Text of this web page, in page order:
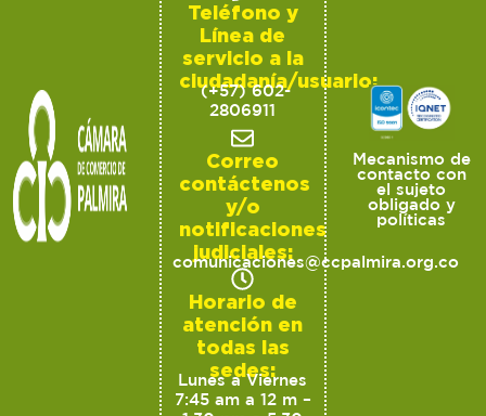
Teléfono y
Línea de
servicio a la
ciudadanía/usuario:
(+57) 602-
2806911
Correo
contáctenos
y/o
notificaciones
judiciales:
comunicaciones@ccpalmira.org.co
Horario de
atención en
todas las
sedes:
Lunes a Viernes
7:45 am a 12 m –
Mecanismo de
contacto con
el sujeto
obligado y
políticas